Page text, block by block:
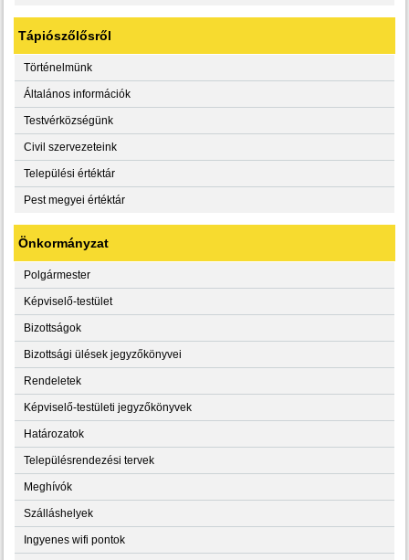
Tápiószőlősről
Történelmünk
Általános információk
Testvérközségünk
Civil szervezeteink
Települési értéktár
Pest megyei értéktár
Önkormányzat
Polgármester
Képviselő-testület
Bizottságok
Bizottsági ülések jegyzőkönyvei
Rendeletek
Képviselő-testületi jegyzőkönyvek
Határozatok
Településrendezési tervek
Meghívók
Szálláshelyek
Ingyenes wifi pontok